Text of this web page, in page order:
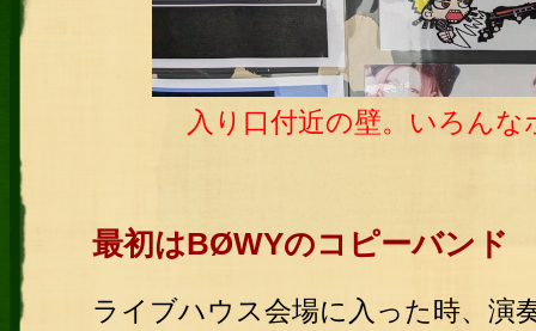
入り口付近の壁。いろん
最初はBØWYのコピーバンド
ライブハウス会場に入った時、演